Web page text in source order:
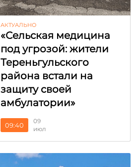
АКТУАЛЬНО
«Сельская медицина
под угрозой: жители
Тереньгульского
района встали на
защиту своей
амбулатории»
09:40
09
июл